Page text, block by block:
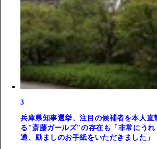
3
兵庫県知事選挙、注目の候補者を本人
る"斎藤ガールズ"の存在も「非常にうれ
通、励ましのお手紙をいただきました」